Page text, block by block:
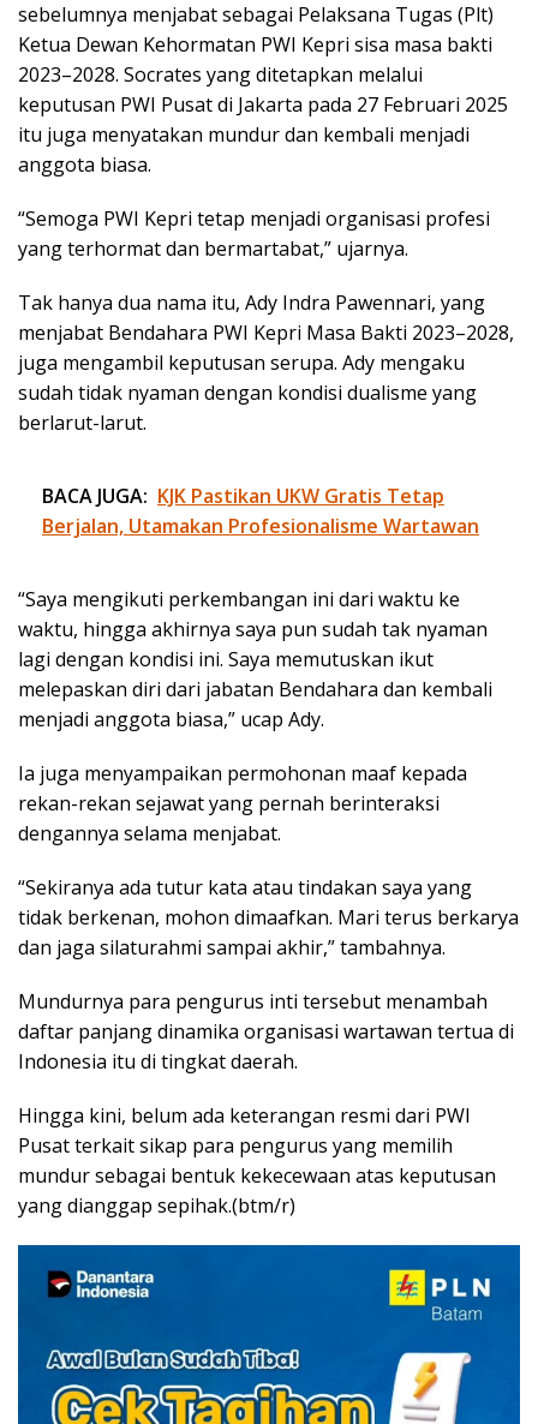
sebelumnya menjabat sebagai Pelaksana Tugas (Plt)
Ketua Dewan Kehormatan PWI Kepri sisa masa bakti
2023–2028. Socrates yang ditetapkan melalui
keputusan PWI Pusat di Jakarta pada 27 Februari 2025
itu juga menyatakan mundur dan kembali menjadi
anggota biasa.
“Semoga PWI Kepri tetap menjadi organisasi profesi
yang terhormat dan bermartabat,” ujarnya.
Tak hanya dua nama itu, Ady Indra Pawennari, yang
menjabat Bendahara PWI Kepri Masa Bakti 2023–2028,
juga mengambil keputusan serupa. Ady mengaku
sudah tidak nyaman dengan kondisi dualisme yang
berlarut-larut.
BACA JUGA: KJK Pastikan UKW Gratis Tetap
Berjalan, Utamakan Profesionalisme Wartawan
“Saya mengikuti perkembangan ini dari waktu ke
waktu, hingga akhirnya saya pun sudah tak nyaman
lagi dengan kondisi ini. Saya memutuskan ikut
melepaskan diri dari jabatan Bendahara dan kembali
menjadi anggota biasa,” ucap Ady.
Ia juga menyampaikan permohonan maaf kepada
rekan-rekan sejawat yang pernah berinteraksi
dengannya selama menjabat.
“Sekiranya ada tutur kata atau tindakan saya yang
tidak berkenan, mohon dimaafkan. Mari terus berkarya
dan jaga silaturahmi sampai akhir,” tambahnya.
Mundurnya para pengurus inti tersebut menambah
daftar panjang dinamika organisasi wartawan tertua di
Indonesia itu di tingkat daerah.
Hingga kini, belum ada keterangan resmi dari PWI
Pusat terkait sikap para pengurus yang memilih
mundur sebagai bentuk kekecewaan atas keputusan
yang dianggap sepihak.(btm/r)